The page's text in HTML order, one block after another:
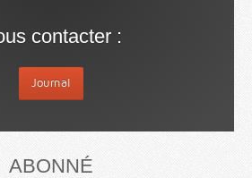
contacter :
Journal
ABONNÉ